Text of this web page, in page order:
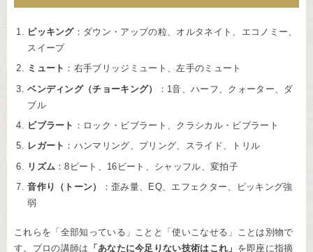
ピッキング：ダウン・アップの粒、オルタネイト、エコノミー、
スイープ
ミュート ：右手ブリッジミュート、左手のミュート
ベンディング（チョーキング）
：1音、ハーフ、クォーター、ダ
ブル
ビブラート ：ロック・ビブラート、クラシカル・ビブラート
レガート ：ハンマリング、プリング、スライド、トリル
リズム ：8ビート、16ビート、シャッフル、変拍子
音作り（トーン）
：歪み量、EQ、エフェクター、ピッキング強
弱
これらを「全部知っている」ことと「使いこなせる」ことは別物で
す。プロの講師は 「あなたに今足りない技術はこれ」 を即座に指摘